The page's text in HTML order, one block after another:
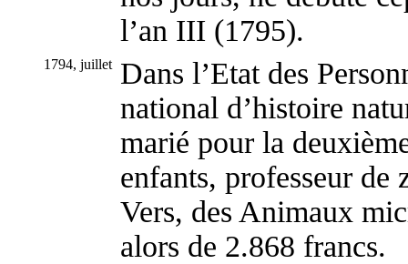
l’an III (1795).
1794, juillet Dans l’Etat des
national d’histoire
marié pour la
enfants, professeur de
Vers, des Animaux
alors de 2.868 francs.